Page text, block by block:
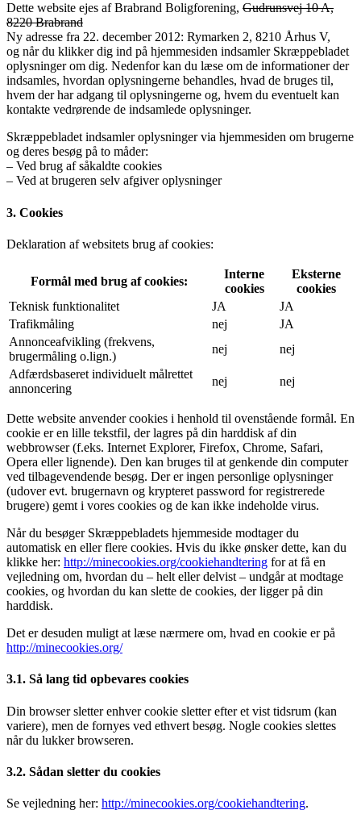
Dette website ejes af Brabrand Boligforening, Gudrunsvej 10 A,
8220 Brabrand
Ny adresse fra 22. december 2012: Rymarken 2, 8210 Århus V,
og når du klikker dig ind på hjemmesiden indsamler Skræppebladet
oplysninger om dig. Nedenfor kan du læse om de informationer der
indsamles, hvordan oplysningerne behandles, hvad de bruges til,
hvem der har adgang til oplysningerne og, hvem du eventuelt kan
kontakte vedrørende de indsamlede oplysninger.
Skræppebladet indsamler oplysninger via hjemmesiden om brugerne
og deres besøg på to måder:
– Ved brug af såkaldte cookies
– Ved at brugeren selv afgiver oplysninger
3. Cookies
Deklaration af websitets brug af cookies:
Formål med brug af cookies:
Interne
cookies
Eksterne
cookies
Teknisk funktionalitet
JA
JA
Trafikmåling
nej
JA
Annonceafvikling (frekvens,
brugermåling o.lign.)
nej
nej
Adfærdsbaseret individuelt målrettet
annoncering
nej nej
Dette website anvender cookies i henhold til ovenstående formål. En
cookie er en lille tekstfil, der lagres på din harddisk af din
webbrowser (f.eks. Internet Explorer, Firefox, Chrome, Safari,
Opera eller lignende). Den kan bruges til at genkende din computer
ved tilbagevendende besøg. Der er ingen personlige oplysninger
(udover evt. brugernavn og krypteret password for registrerede
brugere) gemt i vores cookies og de kan ikke indeholde virus.
Når du besøger Skræppebladets hjemmeside modtager du
automatisk en eller flere cookies. Hvis du ikke ønsker dette, kan du
klikke her: http://minecookies.org/cookiehandtering for at få en
vejledning om, hvordan du – helt eller delvist – undgår at modtage
cookies, og hvordan du kan slette de cookies, der ligger på din
harddisk.
Det er desuden muligt at læse nærmere om, hvad en cookie er på
http://minecookies.org/
3.1. Så lang tid opbevares cookies
Din browser sletter enhver cookie sletter efter et vist tidsrum (kan
variere), men de fornyes ved ethvert besøg. Nogle cookies slettes
når du lukker browseren.
3.2. Sådan sletter du cookies
Se vejledning her: http://minecookies.org/cookiehandtering.